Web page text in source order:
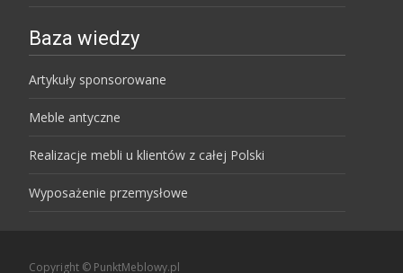
Baza wiedzy
Artykuły sponsorowane
Meble antyczne
Realizacje mebli u klientów z całej Polski
Wyposażenie przemysłowe
Copyright © PunktMeblowy.pl